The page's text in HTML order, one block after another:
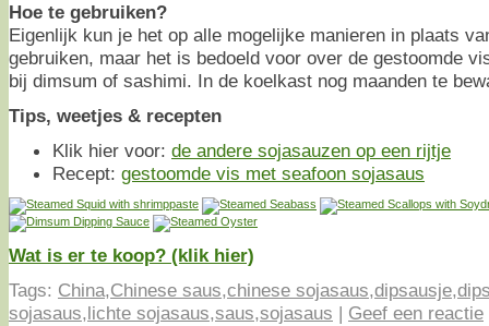
Hoe te gebruiken?
Eigenlijk kun je het op alle mogelijke manieren in plaats
gebruiken, maar het is bedoeld voor over de gestoomde
bij dimsum of sashimi. In de koelkast nog maanden te
Tips, weetjes & recepten
Klik hier voor: de andere sojasauzen op een rijtje
Recept: gestoomde vis met seafoon sojasaus
Wat is er te koop? (klik hier)
Tags: China,Chinese saus,chinese sojasaus,dipsausje,
sojasaus,lichte sojasaus,saus,sojasaus | Geef een reactie